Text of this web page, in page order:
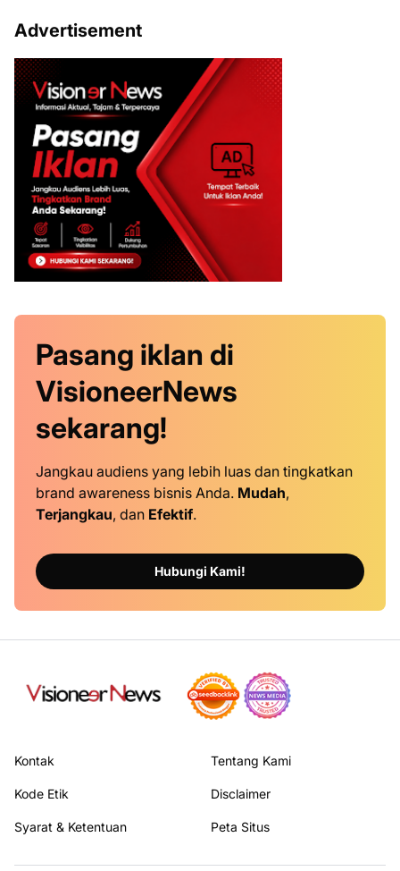
Advertisement
Pasang iklan di
VisioneerNews
sekarang!
Jangkau audiens yang lebih luas dan tingkatkan
brand awareness bisnis Anda. Mudah,
Terjangkau, dan Efektif.
Hubungi Kami!
Kontak Tentang Kami
Kode Etik Disclaimer
Syarat & Ketentuan Peta Situs